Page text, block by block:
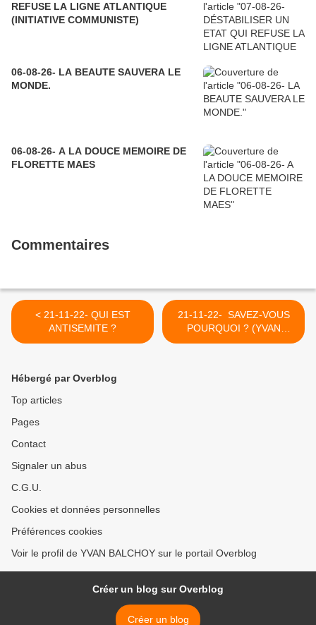
REFUSE LA LIGNE ATLANTIQUE
(INITIATIVE COMMUNISTE)
06-08-26- LA BEAUTE SAUVERA LE
MONDE.
06-08-26- A LA DOUCE MEMOIRE DE
FLORETTE MAES
Commentaires
< 21-11-22- QUI EST
ANTISEMITE ?
21-11-22- SAVEZ-VOUS
POURQUOI ? (YVAN
BALCHOY) >
Hébergé par Overblog
Top articles
Pages
Contact
Signaler un abus
C.G.U.
Cookies et données personnelles
Préférences cookies
Voir le profil de YVAN BALCHOY sur le portail Overblog
Créer un blog sur Overblog
Créer un blog